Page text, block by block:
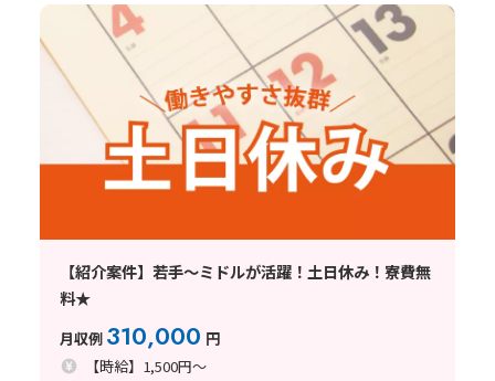
【紹介案件】若手～ミドルが活躍！土日休み！寮費無
料★
月収例 310,000 円
【時給】1,500円～